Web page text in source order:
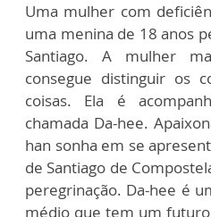
Uma mulher com
uma menina de 18 anos
Santiago. A mulher
consegue distinguir os
coisas. Ela é
chamada Da-hee.
han sonha em se
de Santiago de
peregrinação. Da-hee é
médio que tem um